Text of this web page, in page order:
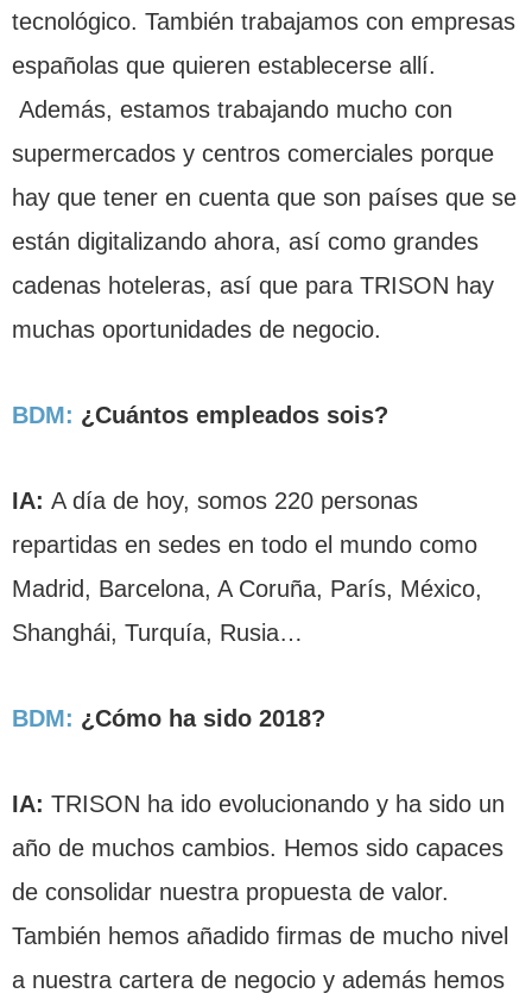
tecnológico. También trabajamos con empresas
españolas que quieren establecerse allí.
Además, estamos trabajando mucho con
supermercados y centros comerciales porque
hay que tener en cuenta que son países que se
están digitalizando ahora, así como grandes
cadenas hoteleras, así que para TRISON hay
muchas oportunidades de negocio.
BDM: ¿Cuántos empleados sois?
IA: A día de hoy, somos 220 personas
repartidas en sedes en todo el mundo como
Madrid, Barcelona, A Coruña, París, México,
Shanghái, Turquía, Rusia…
BDM: ¿Cómo ha sido 2018?
IA: TRISON ha ido evolucionando y ha sido un
año de muchos cambios. Hemos sido capaces
de consolidar nuestra propuesta de valor.
También hemos añadido firmas de mucho nivel
a nuestra cartera de negocio y además hemos